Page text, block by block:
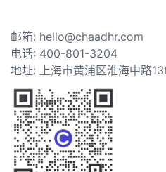
邮箱: hello@chaadhr.com
电话: 400-801-3204
地址: 上海市黄浦区淮海中路